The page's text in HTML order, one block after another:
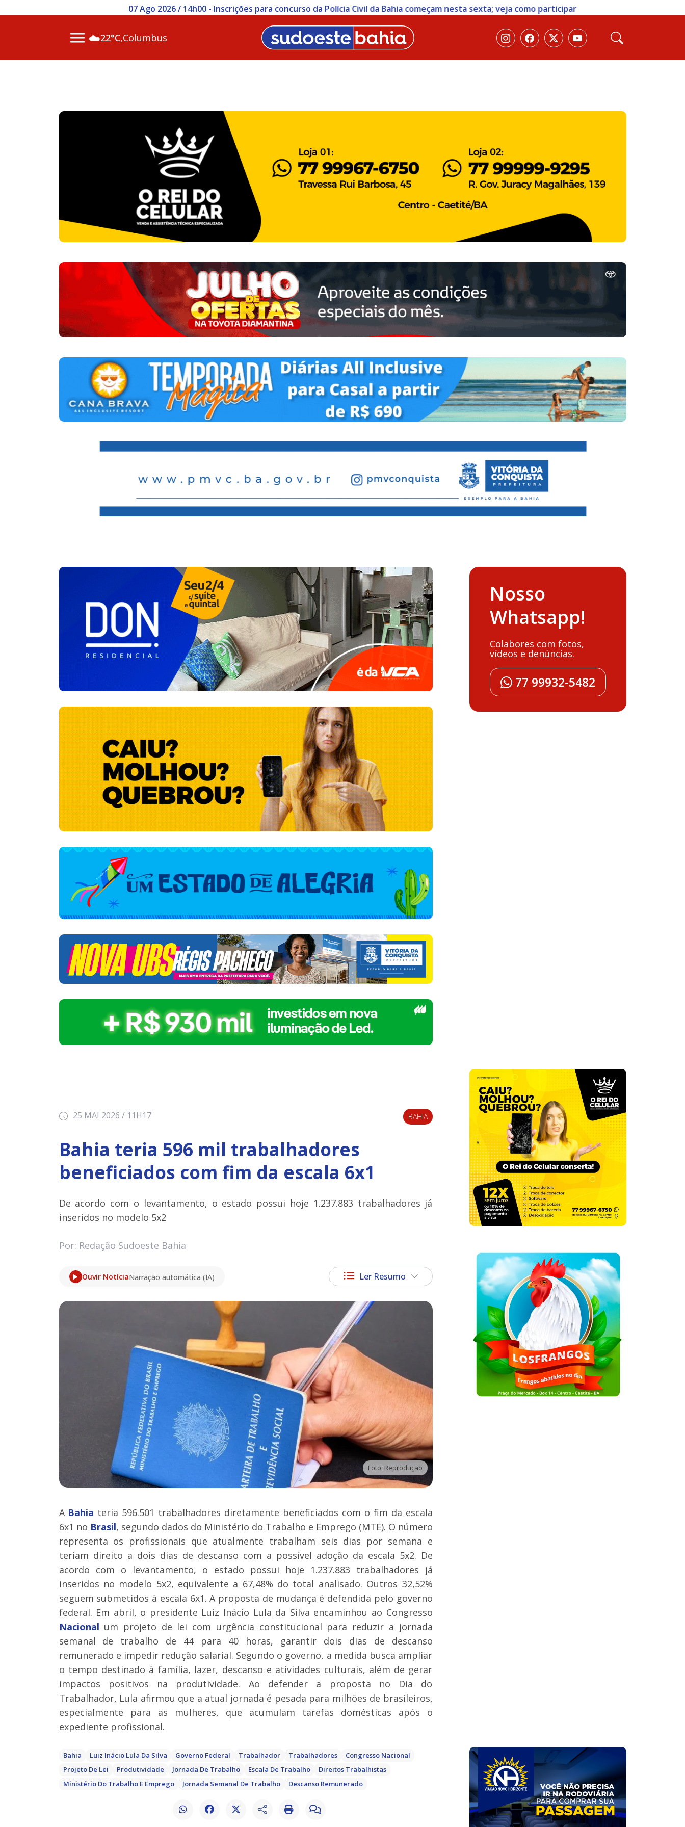
07 Ago 2026 / 14h00 - Inscrições para concurso da Polícia Civil da Bahia começam nesta sexta; veja como participar
☁️22°C,Columbus
25 MAI 2026 / 11H17 BAHIA
Bahia teria 596 mil trabalhadores
beneficiados com fim da escala 6x1
De acordo com o levantamento, o estado possui hoje 1.237.883 trabalhadores já
inseridos no modelo 5x2
Por: Redação Sudoeste Bahia
Ouvir NotíciaNarração automática (IA) Ler Resumo
Foto: Reprodução
A Bahia teria 596.501 trabalhadores diretamente beneficiados com o fim da escala
6x1 no Brasil, segundo dados do Ministério do Trabalho e Emprego (MTE). O número
representa os profissionais que atualmente trabalham seis dias por semana e
teriam direito a dois dias de descanso com a possível adoção da escala 5x2. De
acordo com o levantamento, o estado possui hoje 1.237.883 trabalhadores já
inseridos no modelo 5x2, equivalente a 67,48% do total analisado. Outros 32,52%
seguem submetidos à escala 6x1. A proposta de mudança é defendida pelo governo
federal. Em abril, o presidente Luiz Inácio Lula da Silva encaminhou ao Congresso
Nacional um projeto de lei com urgência constitucional para reduzir a jornada
semanal de trabalho de 44 para 40 horas, garantir dois dias de descanso
remunerado e impedir redução salarial. Segundo o governo, a medida busca ampliar
o tempo destinado à família, lazer, descanso e atividades culturais, além de gerar
impactos positivos na produtividade. Ao defender a proposta no Dia do
Trabalhador, Lula afirmou que a atual jornada é pesada para milhões de brasileiros,
especialmente para as mulheres, que acumulam tarefas domésticas após o
expediente profissional.
Bahia Luiz Inácio Lula Da Silva Governo Federal Trabalhador Trabalhadores
Congresso Nacional
Projeto De Lei
Produtividade Jornada De Trabalho Escala De Trabalho
Direitos Trabalhistas
Ministério Do Trabalho E Emprego
Jornada Semanal De Trabalho Descanso Remunerado
Nosso
Whatsapp!
Colabores com fotos,
vídeos e denúncias.
77 99932-5482